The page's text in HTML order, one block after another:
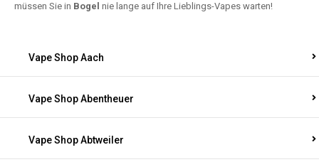
müssen Sie in Bogel nie lange auf Ihre Lieblings-Vapes warten!
Vape Shop Aach
Vape Shop Abentheuer
Vape Shop Abtweiler